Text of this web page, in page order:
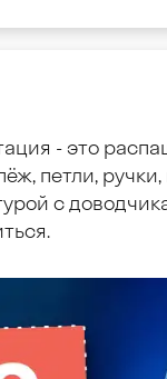
- это
петли, ручки,
с